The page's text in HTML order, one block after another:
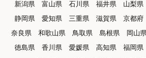
新潟県
富山県 石川県 福井県 山梨県
静岡県
愛知県 三重県 滋賀県 京都府
奈良県
和歌山県 鳥取県 島根県 岡山
徳島県
香川県 愛媛県 高知県 福岡県